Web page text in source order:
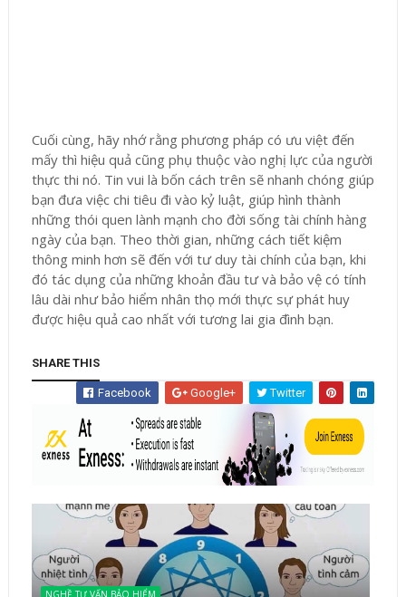
Cuối cùng, hãy nhớ rằng phương pháp có ưu việt đến
mấy thì hiệu quả cũng phụ thuộc vào nghị lực của người
thực thi nó. Tin vui là bốn cách trên sẽ nhanh chóng giúp
bạn đưa việc chi tiêu đi vào kỷ luật, giúp hình thành
những thói quen lành mạnh cho đời sống tài chính hàng
ngày của bạn. Theo thời gian, những cách tiết kiệm
thông minh hơn sẽ đến với tư duy tài chính của bạn, khi
đó tác dụng của những khoản đầu tư và bảo vệ có tính
lâu dài như bảo hiểm nhân thọ mới thực sự phát huy
được hiệu quả cao nhất với tương lai gia đình bạn.
SHARE THIS
Facebook Google+ Twitter